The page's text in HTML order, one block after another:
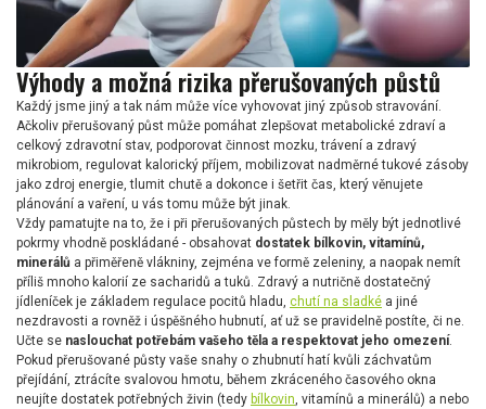
Výhody a možná rizika přerušovaných půstů
Každý jsme jiný a tak nám může více vyhovovat jiný způsob stravování.
Ačkoliv přerušovaný půst může pomáhat zlepšovat metabolické zdraví a
celkový zdravotní stav, podporovat činnost mozku, trávení a zdravý
mikrobiom, regulovat kalorický příjem, mobilizovat nadměrné tukové zásoby
jako zdroj energie, tlumit chutě a dokonce i šetřit čas, který věnujete
plánování a vaření, u vás tomu může být jinak.
Vždy pamatujte na to, že i při přerušovaných půstech by měly být jednotlivé
pokrmy vhodně poskládané - obsahovat dostatek bílkovin, vitamínů,
minerálů a přiměřeně vlákniny, zejména ve formě zeleniny, a naopak nemít
příliš mnoho kalorií ze sacharidů a tuků. Zdravý a nutričně dostatečný
jídleníček je základem regulace pocitů hladu, chutí na sladké a jiné
nezdravosti a rovněž i úspěšného hubnutí, ať už se pravidelně postíte, či ne.
Učte se naslouchat potřebám vašeho těla a respektovat jeho omezení.
Pokud přerušované půsty vaše snahy o zhubnutí hatí kvůli záchvatům
přejídání, ztrácíte svalovou hmotu, během zkráceného časového okna
neujíte dostatek potřebných živin (tedy bílkovin, vitamínů a minerálů) a nebo